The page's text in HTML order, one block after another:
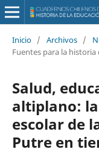
Inicio / Archivos /
Fuentes para la historia
Salud,
altiplano:
escolar de
Putre en